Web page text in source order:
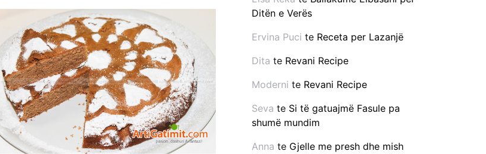
Ditën e Verës
Ervina Puci te Receta per Lazanjë
Dita te Revani Recipe
Moderni te Revani Recipe
Seva te Si të gatuajmë Fasule pa
shumë mundim
Anna te Gjelle me presh dhe mish